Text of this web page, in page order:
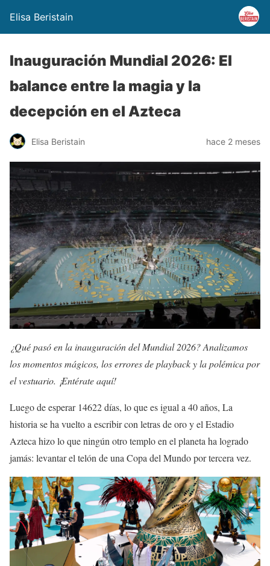
Elisa Beristain
Inauguración Mundial 2026: El
balance entre la magia y la
decepción en el Azteca
Elisa Beristain hace 2 meses
¿Qué pasó en la inauguración del Mundial 2026? Analizamos
los momentos mágicos, los errores de playback y la polémica por
el vestuario. ¡Entérate aquí!
Luego de esperar 14622 días, lo que es igual a 40 años, La
historia se ha vuelto a escribir con letras de oro y el Estadio
Azteca hizo lo que ningún otro templo en el planeta ha logrado
jamás: levantar el telón de una Copa del Mundo por tercera vez.